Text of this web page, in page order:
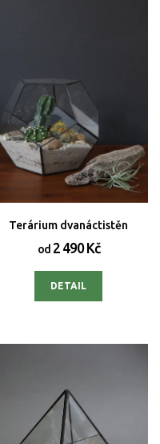
Terárium dvanáctistěn
od2 490 Kč
DETAIL